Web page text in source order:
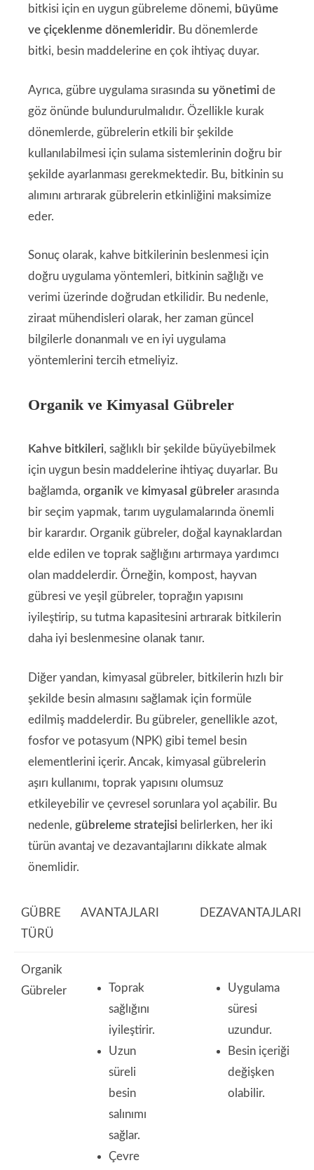
bitkisi için en uygun gübreleme dönemi, büyüme
ve çiçeklenme dönemleridir. Bu dönemlerde
bitki, besin maddelerine en çok ihtiyaç duyar.
Ayrıca, gübre uygulama sırasında su yönetimi de
göz önünde bulundurulmalıdır. Özellikle kurak
dönemlerde, gübrelerin etkili bir şekilde
kullanılabilmesi için sulama sistemlerinin doğru bir
şekilde ayarlanması gerekmektedir. Bu, bitkinin su
alımını artırarak gübrelerin etkinliğini maksimize
eder.
Sonuç olarak, kahve bitkilerinin beslenmesi için
doğru uygulama yöntemleri, bitkinin sağlığı ve
verimi üzerinde doğrudan etkilidir. Bu nedenle,
ziraat mühendisleri olarak, her zaman güncel
bilgilerle donanmalı ve en iyi uygulama
yöntemlerini tercih etmeliyiz.
Organik ve Kimyasal Gübreler
Kahve bitkileri, sağlıklı bir şekilde büyüyebilmek
için uygun besin maddelerine ihtiyaç duyarlar. Bu
bağlamda, organik ve kimyasal gübreler arasında
bir seçim yapmak, tarım uygulamalarında önemli
bir karardır. Organik gübreler, doğal kaynaklardan
elde edilen ve toprak sağlığını artırmaya yardımcı
olan maddelerdir. Örneğin, kompost, hayvan
gübresi ve yeşil gübreler, toprağın yapısını
iyileştirip, su tutma kapasitesini artırarak bitkilerin
daha iyi beslenmesine olanak tanır.
Diğer yandan, kimyasal gübreler, bitkilerin hızlı bir
şekilde besin almasını sağlamak için formüle
edilmiş maddelerdir. Bu gübreler, genellikle azot,
fosfor ve potasyum (NPK) gibi temel besin
elementlerini içerir. Ancak, kimyasal gübrelerin
aşırı kullanımı, toprak yapısını olumsuz
etkileyebilir ve çevresel sorunlara yol açabilir. Bu
nedenle, gübreleme stratejisi belirlerken, her iki
türün avantaj ve dezavantajlarını dikkate almak
önemlidir.
GÜBRE
TÜRÜ
AVANTAJLARI DEZAVANTAJLARI
Organik
Gübreler
Toprak
sağlığını
iyileştirir.
Uzun
süreli
besin
salınımı
sağlar.
Çevre
Uygulama
süresi
uzundur.
Besin içeriği
değişken
olabilir.